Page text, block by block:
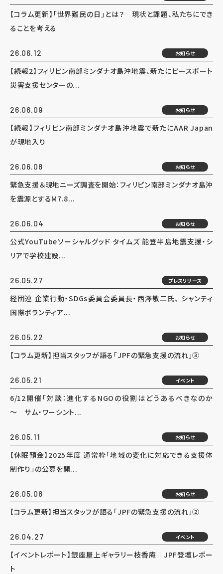
【コラム更新】「世界難民の日」とは？ 現状と課題、私たちにでき
ることを考える
26.06.12 お知らせ
【続報2】フィリピン南部ミンダナオ島沖地震、新たにピースボート
災害支援センターの...
26.06.09 お知らせ
【続報】フィリピン南部ミンダナオ島沖地震で新たにAAR Japan
が現地入り
26.06.08 お知らせ
緊急支援＆現地ニーズ調査を開始：フィリピン南部ミンダナオ島沖
を震源とするM7.8...
26.06.04 お知らせ
公式YouTubeソーシャルグッド タイムズ 能登半島地震支援・シ
リアで学校建設...
26.05.27 プレスリリース
経団連 企業行動・SDGs委員会委員長・西澤敬二氏、 シャンティ
国際ボランティア...
26.05.22 お知らせ
【コラム更新】担当スタッフが語る「JPFの緊急支援の流れ」③
26.05.21 イベント
6/12開催「対談：進化するNGOの役割はどうあるべきなのか
～ サム・ワーシント...
26.05.11 お知らせ
【休眠預金】2025年度 通常枠「地域の変化に対応できる支援体
制作り」の公募を開...
26.05.08 お知らせ
【コラム更新】担当スタッフが語る「JPFの緊急支援の流れ」②
26.04.27 イベント
【イベントレポート】銀座屋上ギャラリー枝香庵｜JPF登壇レポー
ト